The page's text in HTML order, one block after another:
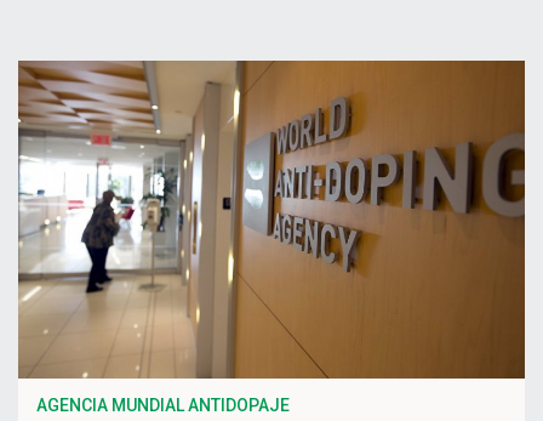
AGENCIA MUNDIAL ANTIDOPAJE